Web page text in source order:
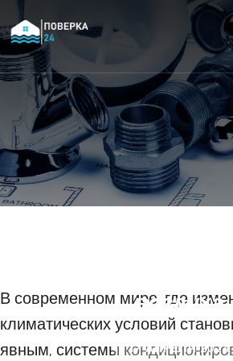
воздуха
17 АПРЕЛЯ 2024
В современном мире, где
климатических условий
явным, системы